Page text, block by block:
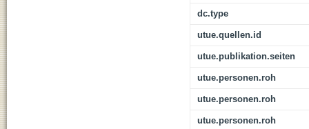
dc.type
utue.quellen.id
utue.publikation.seiten
utue.personen.roh
utue.personen.roh
utue.personen.roh